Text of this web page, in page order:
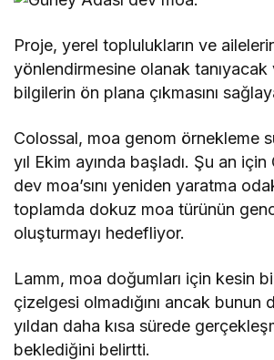
Proje, yerel toplulukların ve
yönlendirmesine olanak
bilgilerin ön plana çıkmasını
Colossal, moa genom örnekleme
yıl Ekim ayında başladı. Şu an için
dev moa’sını yeniden yaratma
toplamda dokuz moa türünün
oluşturmayı hedefliyor.
Lamm, moa doğumları için kesin
çizelgesi olmadığını ancak bunun
yıldan daha kısa sürede
beklediğini belirtti.